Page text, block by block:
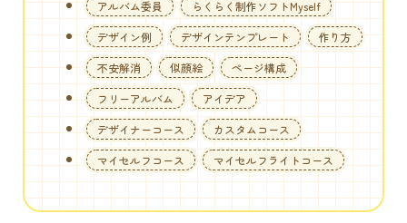
アルバム委員
らくらく制作ソフトMyself
デザイン例
デザインテンプレート
作り方
不安解消
似顔絵
ページ構成
フリーアルバム
アイデア
デザイナーコース
カスタムコース
マイセルフコース
マイセルフライトコース